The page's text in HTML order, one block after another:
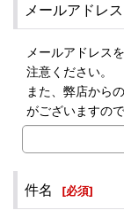
メールアドレス
メールアドレス
注意ください。
また、弊店から
がございますの
件名 [必須]